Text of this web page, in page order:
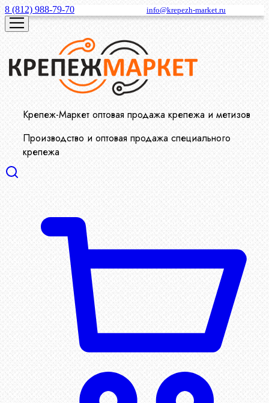
8 (812) 988-79-70 info@krepezh-market.ru
Крепеж-Маркет оптовая продажа крепежа и метизов
Производство и оптовая продажа специального
крепежа